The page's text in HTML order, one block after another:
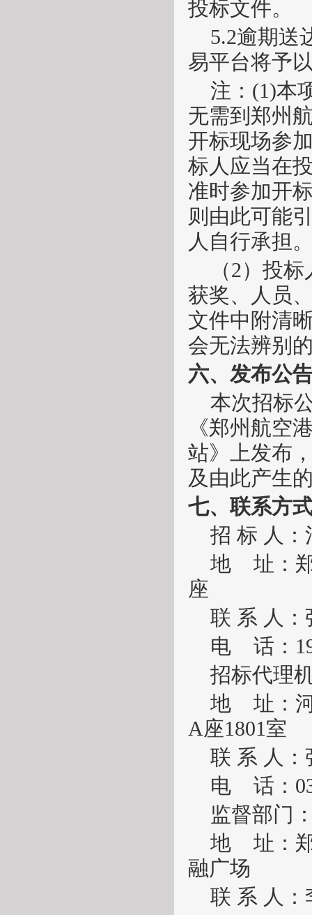
投标文件。
5.2逾期送
易平台将予
注： (1)本
无需到郑州
开标现场参
标人应当在
准时参加开
则由此可能
人自行承担
（2）投标
获奖、人员
文件中附清
会无法辨别
六、发布公
本次招标
《郑州航空
站》上发布
及由此产生
七、联系方
招 标 人
地
址：
座
联 系 人
电
话：
招标代理
地
址：
A座1801室
联 系 人
电
话：
监督部门
地
址：
融广场
联 系 人